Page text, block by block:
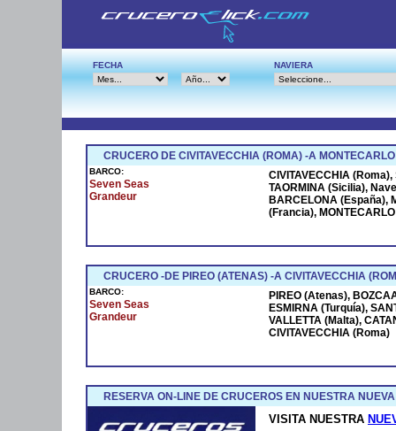
FECHA NAVIERA
CRUCERO DE CIVITAVECCHIA (ROMA) -A
BARCO:
Seven Seas
Grandeur
CIVITAVECCHIA
TAORMINA (Sicilia),
BARCELONA (España),
(Francia),
CRUCERO -DE PIREO (ATENAS) -A CIVITAVECCHIA
BARCO:
Seven Seas
Grandeur
PIREO (Atenas),
ESMIRNA (Turquía),
VALLETTA (Malta),
CIVITAVECCHIA (Roma)
RESERVA ON-LINE DE CRUCEROS EN NUESTRA
VISITA NUESTRA